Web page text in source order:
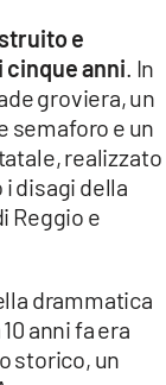
e
anni. In
groviera, un
semaforo e un
realizzato
disagi della
Reggio e
drammatica
anni fa era
storico, un